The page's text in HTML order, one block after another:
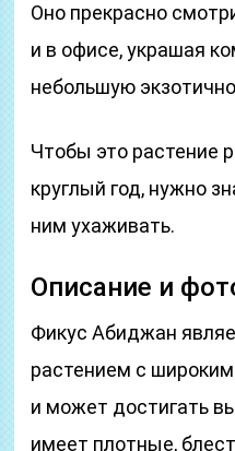
Оно прекрасно
и в офисе, украшая
небольшую
Чтобы это растение
круглый год, нужно
ним ухаживать.
Описание и
Фикус Абиджан
растением с
и может достигать
имеет плотные,